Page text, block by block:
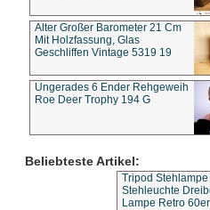
Alter Großer Barometer 21 Cm
Mit Holzfassung, Glas
Geschliffen Vintage 5319 19
Ungerades 6 Ender Rehgeweih
Roe Deer Trophy 194 G
Beliebteste Artikel:
Tripod
Stehleuchte
Lampe Retro 60er